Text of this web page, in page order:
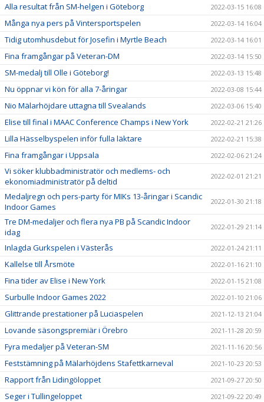
Alla resultat från SM-helgen i Göteborg 2022-03-15 16:08
Många nya pers på Vintersportspelen 2022-03-14 16:04
Tidig utomhusdebut för Josefin i Myrtle Beach 2022-03-14 16:01
Fina framgångar på Veteran-DM 2022-03-14 15:50
SM-medalj till Olle i Göteborg! 2022-03-13 15:48
Nu öppnar vi kön för alla 7-åringar 2022-03-08 15:44
Nio Mälarhöjdare uttagna till Svealands 2022-03-06 15:40
Elise till final i MAAC Conference Champs i New York 2022-02-21 21:26
Lilla Hässelbyspelen inför fulla läktare 2022-02-21 15:38
Fina framgångar i Uppsala 2022-02-06 21:24
Vi söker klubbadministratör och medlems- och
ekonomiadministratör på deltid
2022-02-01 21:21
Medaljregn och pers-party för MIKs 13-åringar i Scandic
Indoor Games
2022-01-30 21:18
Tre DM-medaljer och flera nya PB på Scandic Indoor
idag
2022-01-29 21:14
Inlagda Gurkspelen i Västerås 2022-01-24 21:11
Kallelse till Årsmöte 2022-01-16 21:10
Fina tider av Elise i New York 2022-01-15 21:08
Surbulle Indoor Games 2022 2022-01-10 21:06
Glittrande prestationer på Luciaspelen 2021-12-13 21:04
Lovande säsongspremiär i Örebro 2021-11-28 20:59
Fyra medaljer på Veteran-SM 2021-11-16 20:56
Feststämning på Mälarhöjdens Stafettkarneval 2021-10-23 20:53
Rapport från Lidingöloppet 2021-09-27 20:50
Seger i Tullingeloppet 2021-09-22 20:49